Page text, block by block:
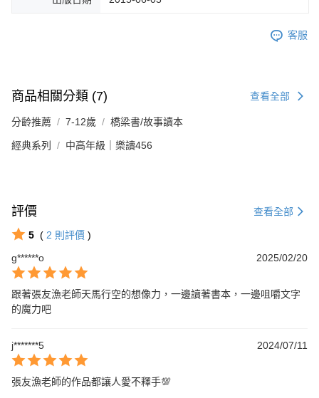
客服
商品相關分類 (7) 查看全部
分齡推薦 7-12歲 橋梁書/故事讀本
經典系列 中高年級｜樂讀456
評價 查看全部
5 ( 2 則評價 )
g******o
2025/02/20
跟著張友漁老師天馬行空的想像力，一邊讀著書本，一邊咀嚼文字
的魔力吧
j*******5 2024/07/11
張友漁老師的作品都讓人愛不釋手💯